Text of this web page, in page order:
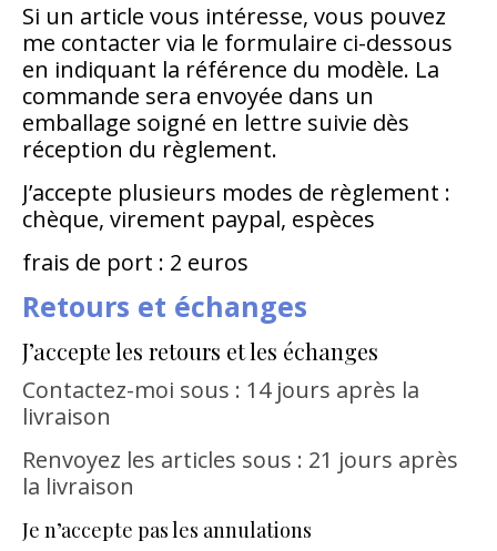
Si un article vous intéresse, vous pouvez
me contacter via le formulaire ci-dessous
en indiquant la référence du modèle. La
commande sera envoyée dans un
emballage soigné en lettre suivie dès
réception du règlement.
J’accepte plusieurs modes de règlement :
chèque, virement paypal, espèces
frais de port : 2 euros
Retours et échanges
J’accepte les retours et les échanges
Contactez-moi sous : 14 jours après la
livraison
Renvoyez les articles sous : 21 jours après
la livraison
Je n’accepte pas les annulations